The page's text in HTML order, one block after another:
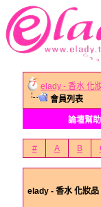
elady - 香水 化
會員列表
論壇幫助
# A B
elady - 香水 化妝品